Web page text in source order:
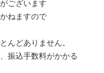
ございます
ねますので
んどありません。
振込手数料がかかる